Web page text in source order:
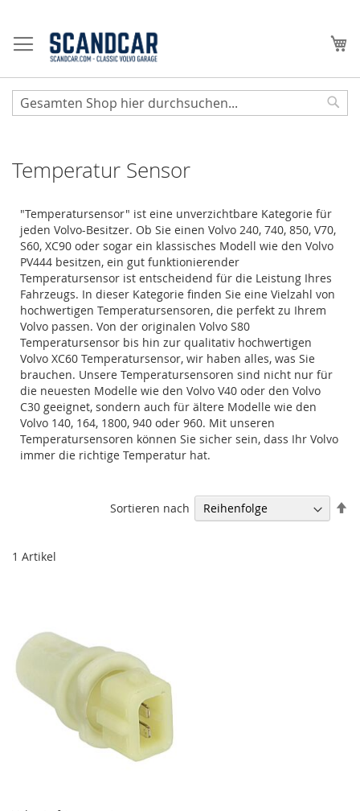
Inhalt
springen
Temperatur Sensor
"Temperatursensor" ist eine unverzichtbare Kategorie für
jeden Volvo-Besitzer. Ob Sie einen Volvo 240, 740, 850, V70,
S60, XC90 oder sogar ein klassisches Modell wie den Volvo
PV444 besitzen, ein gut funktionierender
Temperatursensor ist entscheidend für die Leistung Ihres
Fahrzeugs. In dieser Kategorie finden Sie eine Vielzahl von
hochwertigen Temperatursensoren, die perfekt zu Ihrem
Volvo passen. Von der originalen Volvo S80
Temperatursensor bis hin zur qualitativ hochwertigen
Volvo XC60 Temperatursensor, wir haben alles, was Sie
brauchen. Unsere Temperatursensoren sind nicht nur für
die neuesten Modelle wie den Volvo V40 oder den Volvo
C30 geeignet, sondern auch für ältere Modelle wie den
Volvo 140, 164, 1800, 940 oder 960. Mit unseren
Temperatursensoren können Sie sicher sein, dass Ihr Volvo
immer die richtige Temperatur hat.
1 Artikel
Sortieren nach